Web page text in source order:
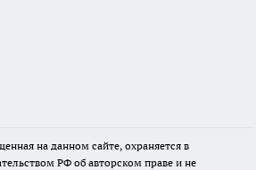
на данном сайте, охраняется в
РФ об авторском праве и не